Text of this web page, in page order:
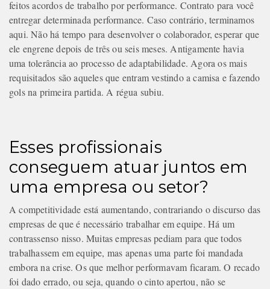
feitos acordos de trabalho por performance. Contrato para você
entregar determinada performance. Caso contrário, terminamos
aqui. Não há tempo para desenvolver o colaborador, esperar que
ele engrene depois de três ou seis meses. Antigamente havia
uma tolerância ao processo de adaptabilidade. Agora os mais
requisitados são aqueles que entram vestindo a camisa e fazendo
gols na primeira partida. A régua subiu.
Esses profissionais
conseguem atuar juntos em
uma empresa ou setor?
A competitividade está aumentando, contrariando o discurso das
empresas de que é necessário trabalhar em equipe. Há um
contrassenso nisso. Muitas empresas pediam para que todos
trabalhassem em equipe, mas apenas uma parte foi mandada
embora na crise. Os que melhor performavam ficaram. O recado
foi dado errado, ou seja, quando o cinto apertou, não se